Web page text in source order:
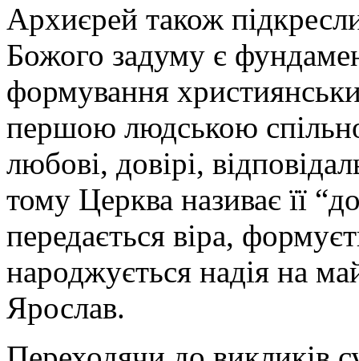
Архиєрей також
Божого задуму є
формування
першою людською
любові, довірі,
тому Церква називає її
передається віра,
народжується надія на
Ярослав.